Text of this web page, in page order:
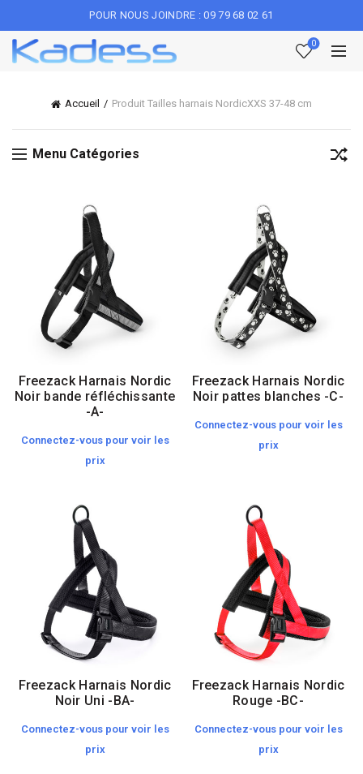
POUR NOUS JOINDRE : 09 79 68 02 61
0
Accueil Produit Tailles harnais NordicXXS 37-48 cm
Menu Catégories
Freezack Harnais Nordic
Noir bande réfléchissante
-A-
Connectez-vous pour voir les
prix
Freezack Harnais Nordic
Noir pattes blanches -C-
Connectez-vous pour voir les
prix
Freezack Harnais Nordic
Noir Uni -BA-
Connectez-vous pour voir les
prix
Freezack Harnais Nordic
Rouge -BC-
Connectez-vous pour voir les
prix